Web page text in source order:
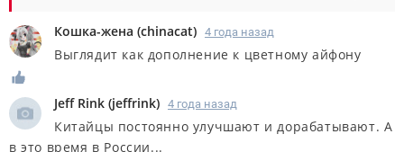
Кошка-жена (chinacat) 4 года назад
Выглядит как дополнение к цветному айфону
Jeff Rink (jeffrink) 4 года назад
Китайцы постоянно улучшают и дорабатывают. А
в это время в России...